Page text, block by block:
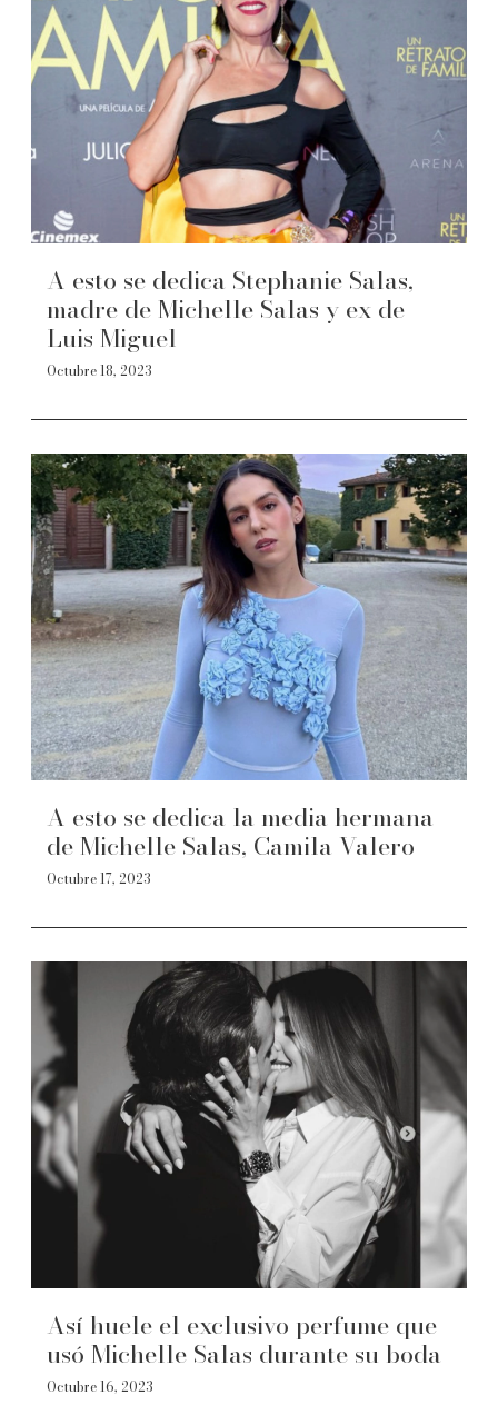
A esto se dedica Stephanie Salas,
madre de Michelle Salas y ex de
Luis Miguel
Octubre 18, 2023
A esto se dedica la media hermana
de Michelle Salas, Camila Valero
Octubre 17, 2023
Así huele el exclusivo perfume que
usó Michelle Salas durante su boda
Octubre 16, 2023